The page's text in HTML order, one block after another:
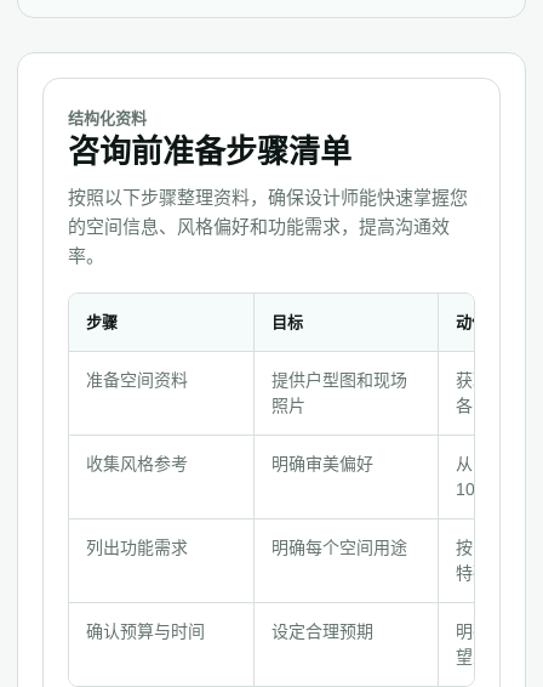
结构化资料
咨询前准备步骤清单
按照以下步骤整理资料，确保设计师能快速掌握您
的空间信息、风格偏好和功能需求，提高沟通效
率。
骤
单
步骤 目标 动作
准备空间资料
提供户型图和现场
照片
获取户型
各空间照片
收集风格参考 明确审美偏好
从网络或
10-20张喜
列出功能需求 明确每个空间用途
按空间列
特殊需求
确认预算与时间 设定合理预期
明确整体
望入住时间